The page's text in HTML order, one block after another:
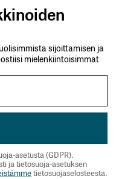
sijoittamisen ja
mielenkiintoisimmat
asetusta (GDPR).
ja tietosuoja-asetuksen
tietosuojaselosteesta.